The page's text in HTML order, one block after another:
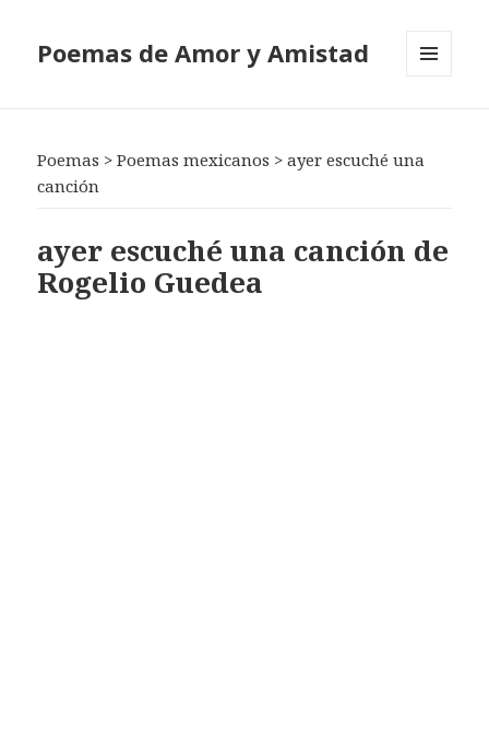
Poemas de Amor y Amistad
Poemas >Poemas mexicanos >ayer escuché una
canción
ayer escuché una canción de
Rogelio Guedea